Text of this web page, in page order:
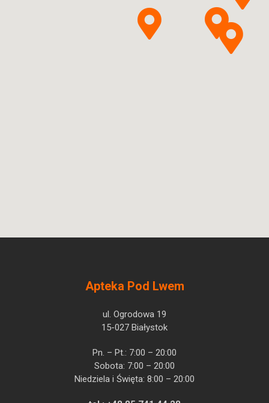
Apteka Pod Lwem
ul. Ogrodowa 19
15-027 Białystok
Pn. – Pt.: 7:00 – 20:00
Sobota: 7:00 – 20:00
Niedziela i Święta: 8:00 – 20:00